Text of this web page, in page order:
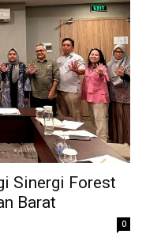
Sinergi Forest
Barat
0